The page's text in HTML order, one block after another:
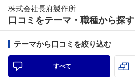
株式会社長府製作所
口コミをテーマ・職種から探す
テーマから口コミを絞り込む
すべて